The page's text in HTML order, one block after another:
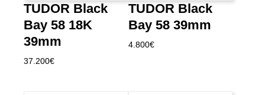
TUDOR Black
Bay 58 18K
39mm
37.200€
TUDOR Black
Bay 58 39mm
4.800€